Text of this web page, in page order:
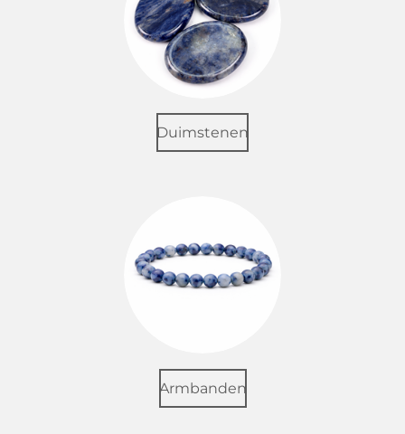
Duimstenen
Armbanden